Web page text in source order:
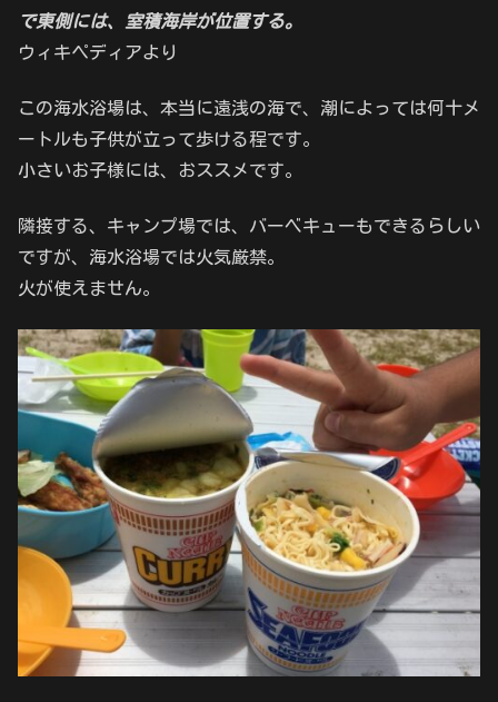
で東側には、室積海岸が位置する。
ウィキペディアより
この海水浴場は、本当に遠浅の海で、潮によっては何十メ
ートルも子供が立って歩ける程です。
小さいお子様には、おススメです。
隣接する、キャンプ場では、バーベキューもできるらしい
ですが、海水浴場では火気厳禁。
火が使えません。